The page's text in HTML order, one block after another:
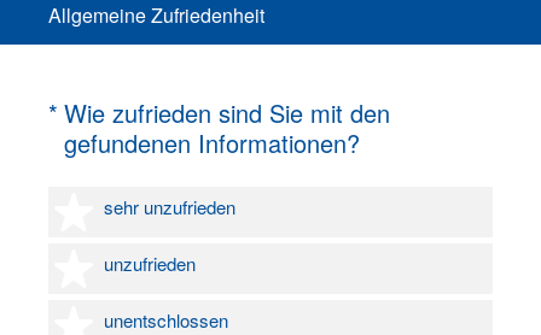
Allgemeine Zufriedenheit
* Wie zufrieden sind Sie mit den
gefundenen Informationen?
(Erforderlich.)
sehr unzufrieden
1 Stern
unzufrieden
2 Sterne
unentschlossen